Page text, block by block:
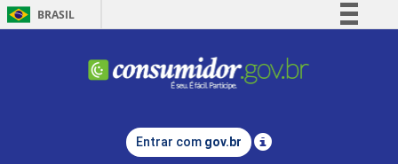
BRASIL
Comunica BR
Legislação
Entrar com gov.br